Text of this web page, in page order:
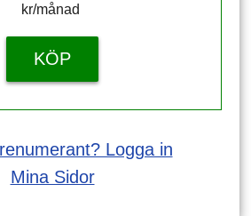
kr/månad ​​​​​​
KÖP
Logga in
Mina Sidor